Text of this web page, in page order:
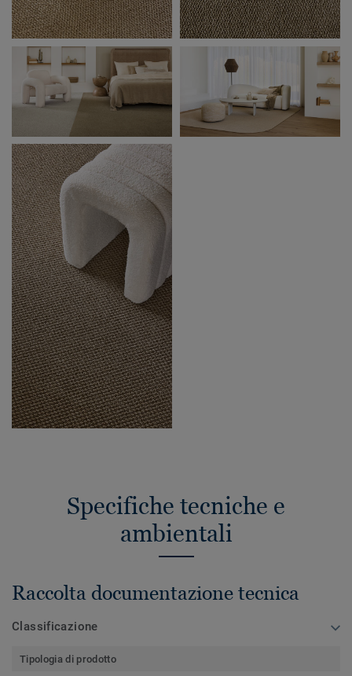
Specifiche tecniche e
ambientali
Raccolta documentazione tecnica
Classificazione
Tipologia di prodotto